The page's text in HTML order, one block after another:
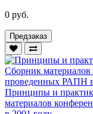
0 руб.
Предзаказ
Принципы и
материалов